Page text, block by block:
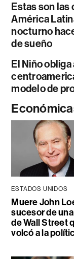
Estas son las
América
nocturno
de sueño
El Niño
modelo de
ESTADOS UNIDOS
Muere John
sucesor de
de Wall Street
volcó a la